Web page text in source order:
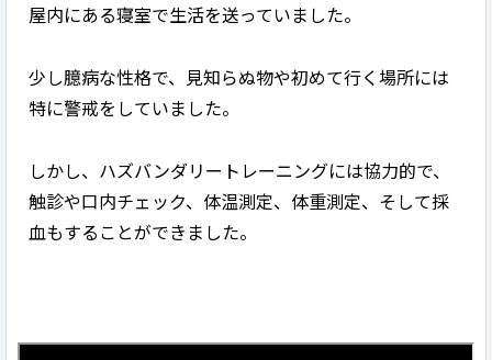
屋内にある寝室で生活を送っていました。
少し臆病な性格で、見知らぬ物や初めて行く場所には
特に警戒をしていました。
しかし、ハズバンダリートレーニングには協力的で、
触診や口内チェック、体温測定、体重測定、そして採
血もすることができました。